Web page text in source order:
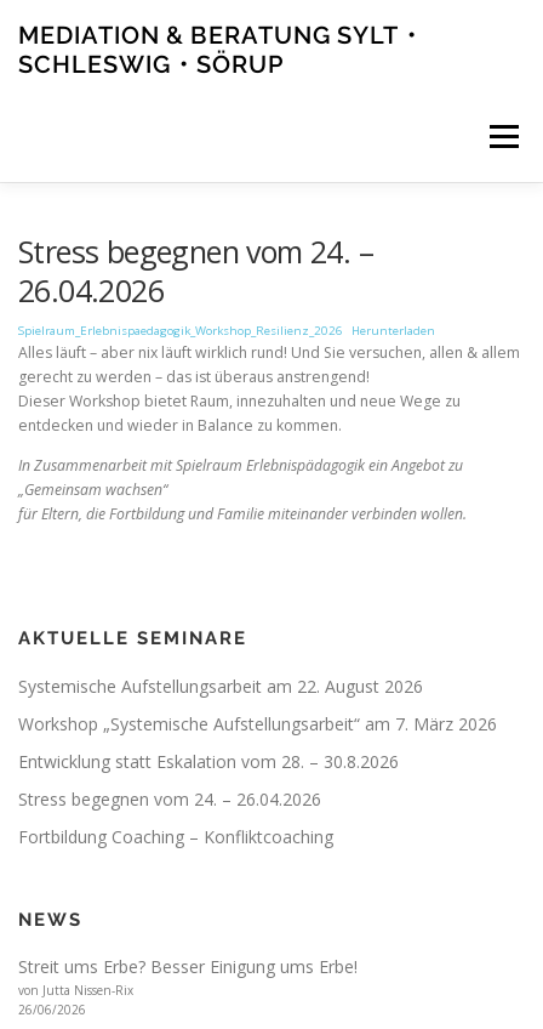
Inhalt
springen
MEDIATION & BERATUNG SYLT・
SCHLESWIG・SÖRUP
Menü
Stress begegnen vom 24. –
26.04.2026
Spielraum_Erlebnispaedagogik_Workshop_Resilienz_2026 Herunterladen
Alles läuft – aber nix läuft wirklich rund! Und Sie versuchen, allen & allem
gerecht zu werden – das ist überaus anstrengend!
Dieser Workshop bietet Raum, innezuhalten und neue Wege zu
entdecken und wieder in Balance zu kommen.
In Zusammenarbeit mit Spielraum Erlebnispädagogik ein Angebot zu
„Gemeinsam wachsen“
für Eltern, die Fortbildung und Familie miteinander verbinden wollen.
AKTUELLE SEMINARE
Systemische Aufstellungsarbeit am 22. August 2026
Workshop „Systemische Aufstellungsarbeit“ am 7. März 2026
Entwicklung statt Eskalation vom 28. – 30.8.2026
Stress begegnen vom 24. – 26.04.2026
Fortbildung Coaching – Konfliktcoaching
NEWS
Streit ums Erbe? Besser Einigung ums Erbe!
von Jutta Nissen-Rix
26/06/2026